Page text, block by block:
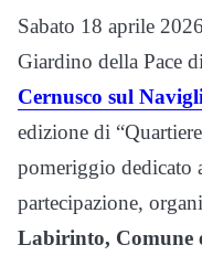
Sabato 18 aprile
Giardino della Pace
Cernusco sul
edizione di
pomeriggio dedicato
partecipazione,
Labirinto, Comune